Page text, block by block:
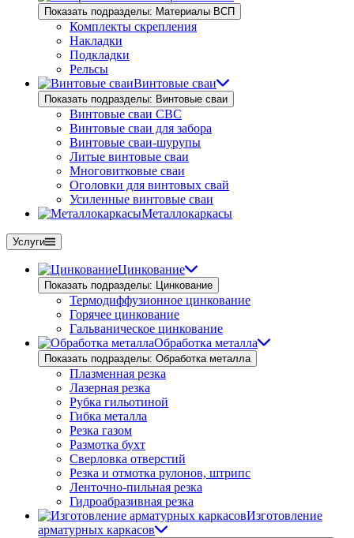
Показать подразделы: Материалы ВСП
Комплекты скрепления
Накладки
Подкладки
Рельсы
Винтовые сваи
Показать подразделы: Винтовые сваи
Винтовые сваи СВС
Винтовые сваи для забора
Винтовые сваи-шурупы
Литые винтовые сваи
Многовитковые сваи
Оголовки для винтовых свай
Усиленные винтовые сваи
Металлокаркасы
Услуги
Цинкование
Показать подразделы: Цинкование
Термодиффузионное цинкование
Горячее цинкование
Гальваническое цинкование
Обработка металла
Показать подразделы: Обработка металла
Плазменная резка
Лазерная резка
Рубка гильотиной
Гибка металла
Резка газом
Размотка бухт
Сверловка отверстий
Резка и отмотка рулонов, штрипс
Ленточно-пильная резка
Гидроабразивная резка
Изготовление
арматурных каркасов